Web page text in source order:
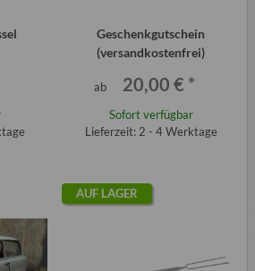
Geschenkgutschein
(versandkostenfrei)
ab 20,00 € *
Sofort verfügbar
Lieferzeit: 2 - 4 Werktage
AUF LAGER